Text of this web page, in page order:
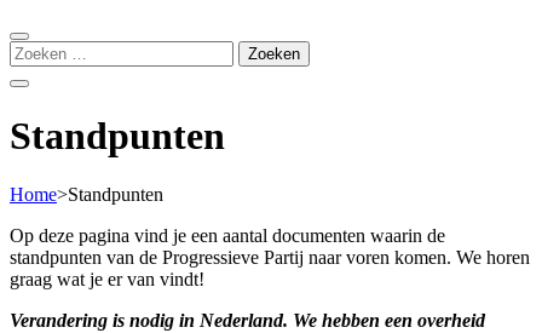
Zoeken
naar:
Standpunten
Home>Standpunten
Op deze pagina vind je een aantal documenten waarin de
standpunten van de Progressieve Partij naar voren komen. We horen
graag wat je er van vindt!
Verandering is nodig in Nederland. We hebben een overheid